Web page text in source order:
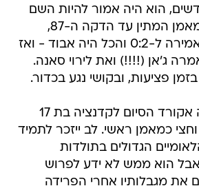
הוא היה אמור להיות השם
הראשון. אלא שהמאמן המתין עד הדקה ה-87,
כאשר התוצאה האמירה ל-0:2 והכל היה אבוד - ואז
ג'אן (!!!!) ואת לירוי סאנה.
פציעות, ובקושי נגע בכדור.
האבסורד הזה היה אקורד הסיום לקדנציה בת 17
כמאמן ראשי. לב ייזכר לתמיד
הגדולים בתולדות
אבל הוא ממש לא ידע לפרוש
את מגבלותיו אחרי הפרידה